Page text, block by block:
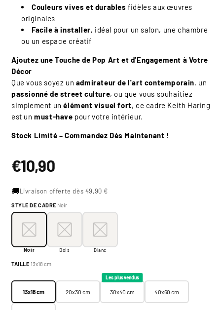
Couleurs vives et durables fidèles aux œuvres
originales
Facile à installer, idéal pour un salon, une chambre
ou un espace créatif
Ajoutez une Touche de Pop Art et d’Engagement à Votre
Décor
Que vous soyez un admirateur de l'art contemporain, un
passionné de street culture, ou que vous souhaitiez
simplement unélément visuel fort, ce cadre Keith Haring
est unmust-have pour votre intérieur.
Stock Limité – Commandez Dès Maintenant !
Prix
habituel
€10,90
🚚Livraison offerte dès 49,90 €
Style de cadre:
Noir Bois Blanc
20x30 cm 30x40 cm
STYLE DE CADRE Noir
Noir Bois Blanc
TAILLE 13x18 cm
13x18 cm 20x30 cm
Les plus vendus
30x40 cm 40x60 cm